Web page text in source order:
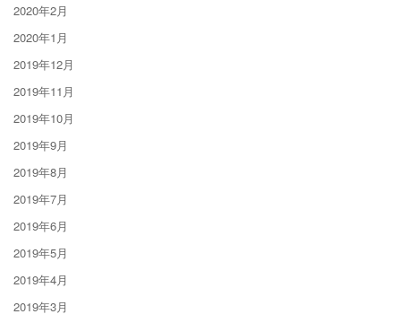
2020年2月
2020年1月
2019年12月
2019年11月
2019年10月
2019年9月
2019年8月
2019年7月
2019年6月
2019年5月
2019年4月
2019年3月